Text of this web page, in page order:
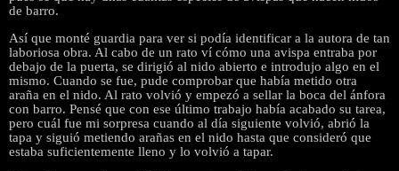
de barro.
Así que monté guardia para ver si podía identificar a la autora de tan
laboriosa obra. Al cabo de un rato ví cómo una avispa entraba por
debajo de la puerta, se dirigió al nido abierto e introdujo algo en el
mismo. Cuando se fue, pude comprobar que había metido otra
araña en el nido. Al rato volvió y empezó a sellar la boca del ánfora
con barro. Pensé que con ese último trabajo había acabado su tarea,
pero cuál fue mi sorpresa cuando al día siguiente volvió, abrió la
tapa y siguió metiendo arañas en el nido hasta que consideró que
estaba suficientemente lleno y lo volvió a tapar.